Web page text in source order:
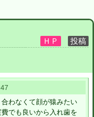
わなくて顔が猿みたい
でも良いから入れ歯を